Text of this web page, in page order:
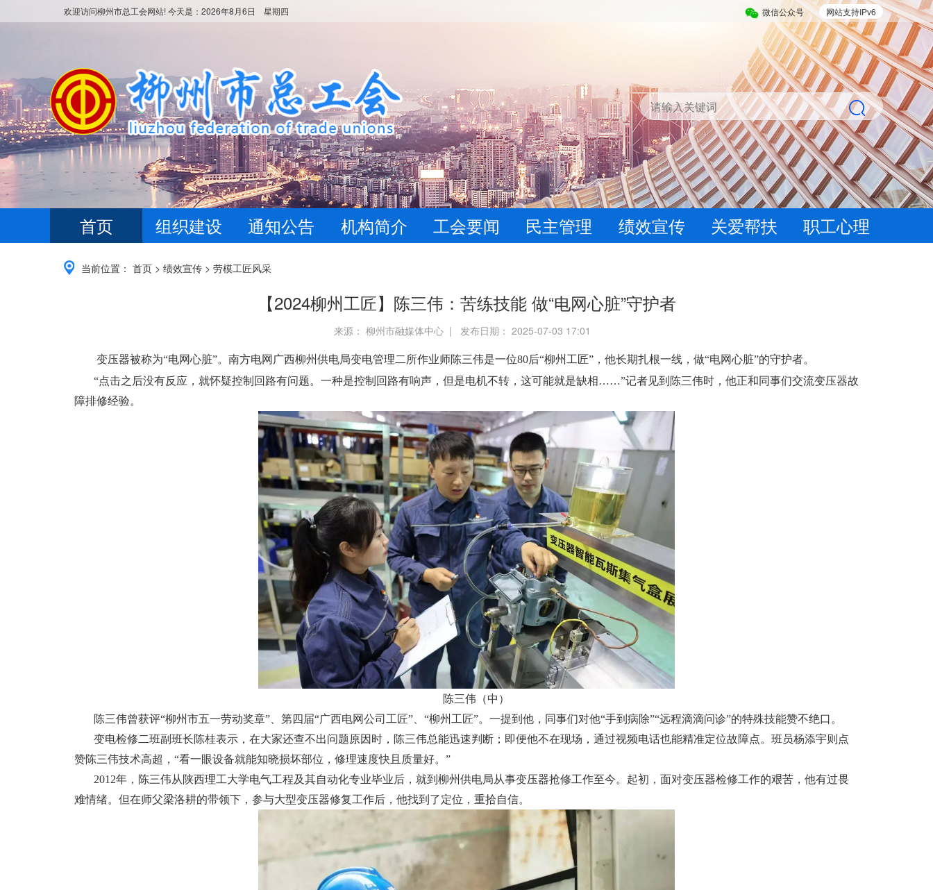
网站支持IPv6
微信公众号
欢迎访问柳州市总工会网站! 今天是： 2026年8月6日 星期四
首页 组织建设 通知公告 机构简介 工会要闻 民主管理 绩效宣传 关爱帮扶 职工心理
当前位置： 首页 > 绩效宣传 > 劳模工匠风采
【2024柳州工匠】陈三伟：苦练技能 做“电网心脏”守护者
来源： 柳州市融媒体中心 | 发布日期： 2025-07-03 17:01
变压器被称为“电网心脏”。南方电网广西柳州供电局变电管理二所作业师陈三伟是一位80后“柳州工匠”，他长期扎根一线，做“电网心脏”的守护者。
“点击之后没有反应，就怀疑控制回路有问题。一种是控制回路有响声，但是电机不转，这可能就是缺相……”记者见到陈三伟时，他正和同事们交流变压器故
障排修经验。
陈三伟（中）
陈三伟曾获评“柳州市五一劳动奖章”、第四届“广西电网公司工匠”、“柳州工匠”。一提到他，同事们对他“手到病除”“远程滴滴问诊”的特殊技能赞不绝口。
变电检修二班副班长陈桂表示，在大家还查不出问题原因时，陈三伟总能迅速判断；即便他不在现场，通过视频电话也能精准定位故障点。班员杨添宇则点
赞陈三伟技术高超，“看一眼设备就能知晓损坏部位，修理速度快且质量好。”
2012年，陈三伟从陕西理工大学电气工程及其自动化专业毕业后，就到柳州供电局从事变压器抢修工作至今。起初，面对变压器检修工作的艰苦，他有过畏
难情绪。但在师父梁洛耕的带领下，参与大型变压器修复工作后，他找到了定位，重拾自信。